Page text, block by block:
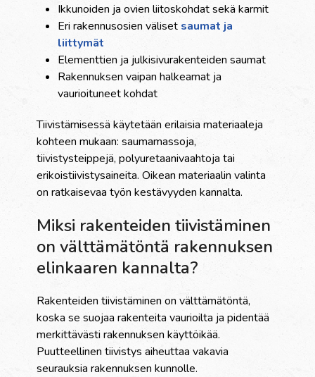
Ikkunoiden ja ovien liitoskohdat sekä karmit
Eri rakennusosien väliset saumat ja
liittymät
Elementtien ja julkisivurakenteiden saumat
Rakennuksen vaipan halkeamat ja
vaurioituneet kohdat
Tiivistämisessä käytetään erilaisia materiaaleja
kohteen mukaan: saumamassoja,
tiivistysteippejä, polyuretaanivaahtoja tai
erikoistiivistysaineita. Oikean materiaalin valinta
on ratkaisevaa työn kestävyyden kannalta.
Miksi rakenteiden tiivistäminen
on välttämätöntä rakennuksen
elinkaaren kannalta?
Rakenteiden tiivistäminen on välttämätöntä,
koska se suojaa rakenteita vaurioilta ja pidentää
merkittävästi rakennuksen käyttöikää.
Puutteellinen tiivistys aiheuttaa vakavia
seurauksia rakennuksen kunnolle.